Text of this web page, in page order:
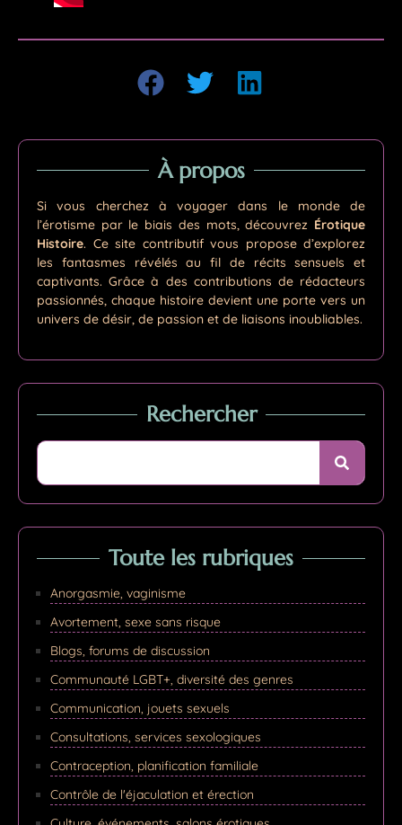
À propos
Si vous cherchez à voyager dans le monde de
l’érotisme par le biais des mots, découvrez Érotique
Histoire. Ce site contributif vous propose d’explorez
les fantasmes révélés au fil de récits sensuels et
captivants. Grâce à des contributions de rédacteurs
passionnés, chaque histoire devient une porte vers un
univers de désir, de passion et de liaisons inoubliables.
Rechercher
Toute les rubriques
Anorgasmie, vaginisme
Avortement, sexe sans risque
Blogs, forums de discussion
Communauté LGBT+, diversité des genres
Communication, jouets sexuels
Consultations, services sexologiques
Contraception, planification familiale
Contrôle de l'éjaculation et érection